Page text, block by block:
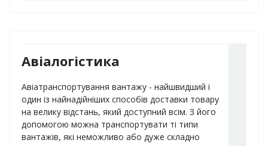
Авіалогістика
Авіатранспортування вантажу - найшвидший і
один із найнадійніших способів доставки товару
на велику відстань, який доступний всім. З його
допомогою можна транспортувати ті типи
вантажів, які неможливо або дуже складно